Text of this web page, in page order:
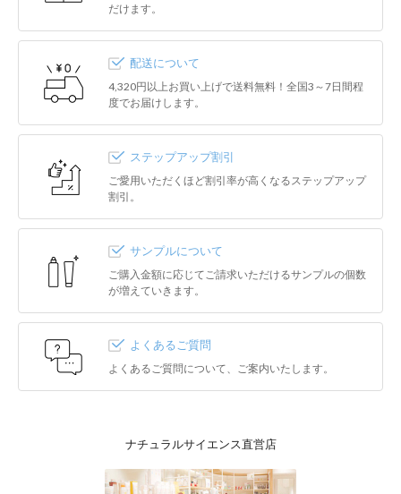
だけます。
配送について
4,320円以上お買い上げで送料無料！全国3～7日間程
度でお届けします。
ステップアップ割引
ご愛用いただくほど割引率が高くなるステップアップ
割引。
サンプルについて
ご購入金額に応じてご請求いただけるサンプルの個数
が増えていきます。
よくあるご質問
よくあるご質問について、ご案内いたします。
ナチュラルサイエンス直営店